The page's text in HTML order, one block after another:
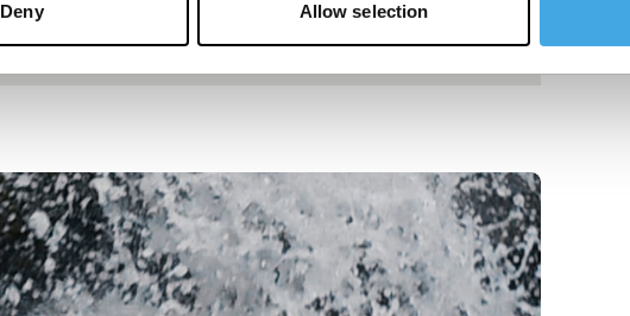
Deny Allow selection